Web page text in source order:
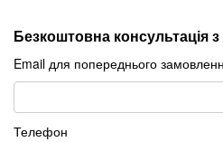
Безкоштовна консультація
Email для попереднього
Телефон